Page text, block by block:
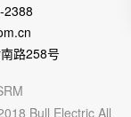
2388
路258号
Bull Electric All